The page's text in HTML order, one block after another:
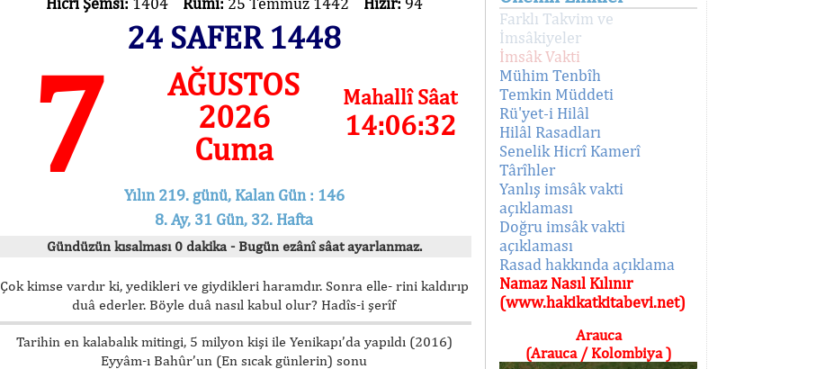
24 SAFER 1448
7
AĞUSTOS
2026
Cuma
Mahallî Sâat
14:06:32
Yılın 219. günü, Kalan Gün : 146
8. Ay, 31 Gün, 32. Hafta
Gündüzün kısalması 0 dakika - Bugün ezânî sâat ayarlanmaz.
Çok kimse vardır ki, yedikleri ve giydikleri haramdır. Sonra elle- rini kaldırıp
duâ ederler. Böyle duâ nasıl kabul olur? Hadîs-i şerîf
Tarihin en kalabalık mitingi, 5 milyon kişi ile Yenikapı’da yapıldı (2016)
Eyyâm-ı Bahûr’un (En sıcak günlerin) sonu
Farklı Takvim ve
İmsâkiyeler
İmsâk Vakti
Mühim Tenbîh
Temkin Müddeti
Rü'yet-i Hilâl
Hilâl Rasadları
Senelik Hicrî Kamerî
Târîhler
Yanlış imsâk vakti
açıklaması
Doğru imsâk vakti
açıklaması
Rasad hakkında açıklama
Namaz Nasıl Kılınır
(www.hakikatkitabevi.net)
Arauca
(Arauca / Kolombiya )